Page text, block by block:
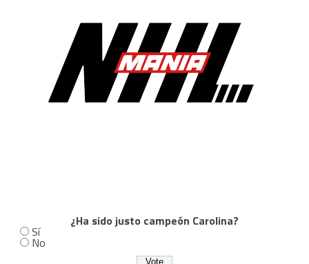
¿Ha sido justo campeón Carolina?
Sí
No